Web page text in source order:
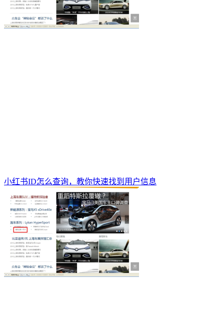
小红书ID怎么查询，教你快速找到用户信息